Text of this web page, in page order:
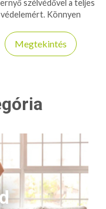
szélvédővel a teljes
védelemért. Könnyen
és szélálló kialakítás.
Megtekintés